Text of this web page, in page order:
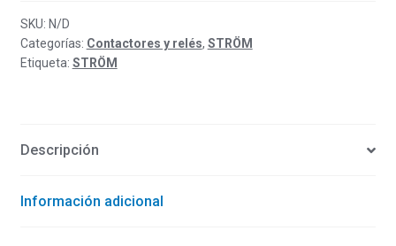
Ström
cantidad
SKU: N/D
Categorías: Contactores y relés, STRÖM
Etiqueta: STRÖM
Descripción
Información adicional